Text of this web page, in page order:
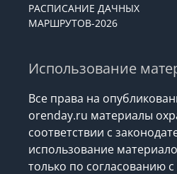
РАСПИСАНИЕ ДАЧНЫХ
МАРШРУТОВ-2026
Использование
Все права на
orenday.ru материалы
соответствии с
использование
только по согласованию